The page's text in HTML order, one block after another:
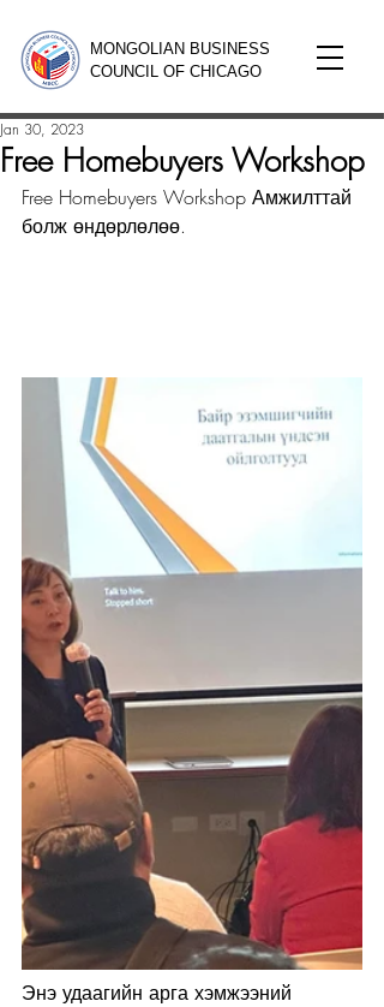
MONGOLIAN BUSINESS
COUNCIL OF CHICAGO
Free Homebuyers Workshop
Jan 30, 2023
Free Homebuyers Workshop Амжилттай
болж өндөрлөлөө.
Энэ удаагийн арга хэмжээний